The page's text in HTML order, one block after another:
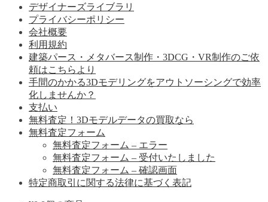
デザイナーズライブラリ
プライバシーポリシー
会社概要
利用規約
建築パース・メタバース制作・3DCG・VR制作のご依
頼はこちらより
手間のかかる3Dモデリングをアウトソーシングで効率
化しませんか？
支払い
無料査定！3Dモデルデータの買取なら
無料査定フォーム
無料査定フォーム – エラー
無料査定フォーム – 受付いたしました
無料査定フォーム – 確認画面
特定商取引に関する法律に基づく表記